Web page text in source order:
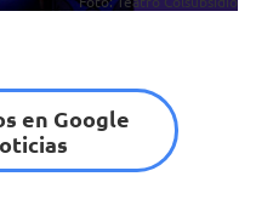
en Google